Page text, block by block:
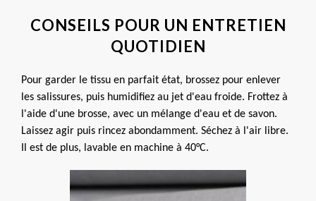
CONSEILS POUR UN ENTRETIEN
QUOTIDIEN
Pour garder le tissu en parfait état, brossez pour enlever
les salissures, puis humidifiez au jet d'eau froide. Frottez à
l'aide d'une brosse, avec un mélange d'eau et de savon.
Laissez agir puis rincez abondamment. Séchez à l'air libre.
Il est de plus, lavable en machine à 40°C.